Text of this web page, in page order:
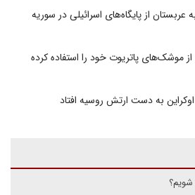
از پایگاه‌های اسرائیلی در سوریه
۸۶ درصد از موشک‌های پاتریوت خود را استفاده کرده
اوکراین به دست ارتش روسیه افتاد
شویم؟